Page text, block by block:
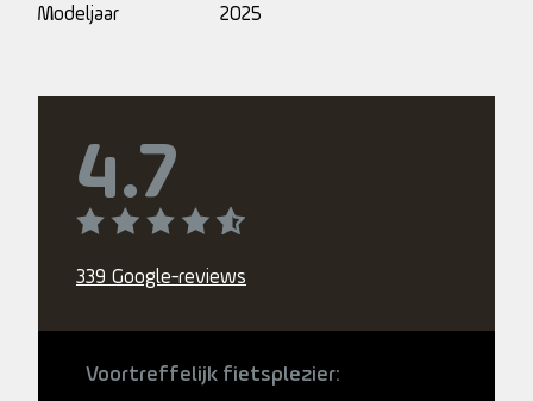
Modeljaar 2025
4.7
339 Google-reviews
Voortreffelijk fietsplezier: